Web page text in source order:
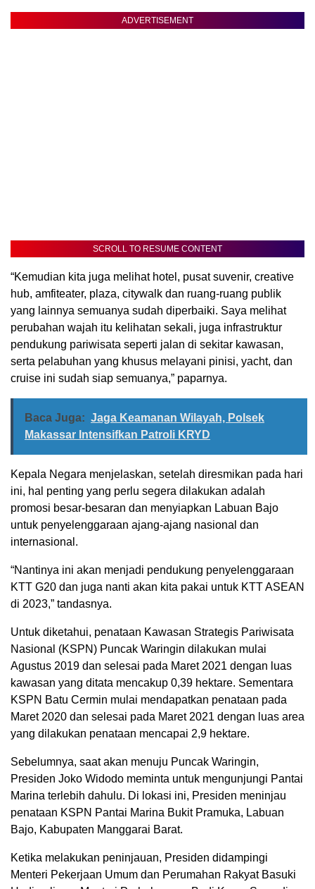
ADVERTISEMENT
SCROLL TO RESUME CONTENT
“Kemudian kita juga melihat hotel, pusat suvenir, creative
hub, amfiteater, plaza, citywalk dan ruang-ruang publik
yang lainnya semuanya sudah diperbaiki. Saya melihat
perubahan wajah itu kelihatan sekali, juga infrastruktur
pendukung pariwisata seperti jalan di sekitar kawasan,
serta pelabuhan yang khusus melayani pinisi, yacht, dan
cruise ini sudah siap semuanya,” paparnya.
Baca Juga: Jaga Keamanan Wilayah, Polsek
Makassar Intensifkan Patroli KRYD
Kepala Negara menjelaskan, setelah diresmikan pada hari
ini, hal penting yang perlu segera dilakukan adalah
promosi besar-besaran dan menyiapkan Labuan Bajo
untuk penyelenggaraan ajang-ajang nasional dan
internasional.
“Nantinya ini akan menjadi pendukung penyelenggaraan
KTT G20 dan juga nanti akan kita pakai untuk KTT ASEAN
di 2023,” tandasnya.
Untuk diketahui, penataan Kawasan Strategis Pariwisata
Nasional (KSPN) Puncak Waringin dilakukan mulai
Agustus 2019 dan selesai pada Maret 2021 dengan luas
kawasan yang ditata mencakup 0,39 hektare. Sementara
KSPN Batu Cermin mulai mendapatkan penataan pada
Maret 2020 dan selesai pada Maret 2021 dengan luas area
yang dilakukan penataan mencapai 2,9 hektare.
Sebelumnya, saat akan menuju Puncak Waringin,
Presiden Joko Widodo meminta untuk mengunjungi Pantai
Marina terlebih dahulu. Di lokasi ini, Presiden meninjau
penataan KSPN Pantai Marina Bukit Pramuka, Labuan
Bajo, Kabupaten Manggarai Barat.
Ketika melakukan peninjauan, Presiden didampingi
Menteri Pekerjaan Umum dan Perumahan Rakyat Basuki